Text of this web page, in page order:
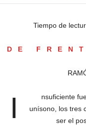
Tiempo de
DE
I
nsuficiente
unísono, los tres
ser el